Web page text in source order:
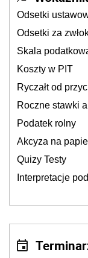
Odsetki
Odsetki za
Skala
Koszty w PIT
Ryczałt od
Roczne stawki
Podatek rolny
Akcyza na
Quizy Testy
Interpretacje